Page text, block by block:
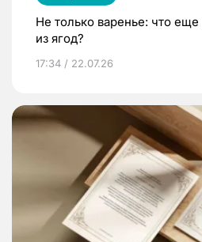
Не только варенье: что
из ягод?
17:34 / 22.07.26